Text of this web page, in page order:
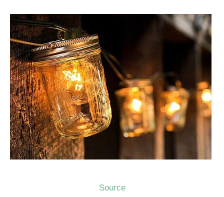
Source